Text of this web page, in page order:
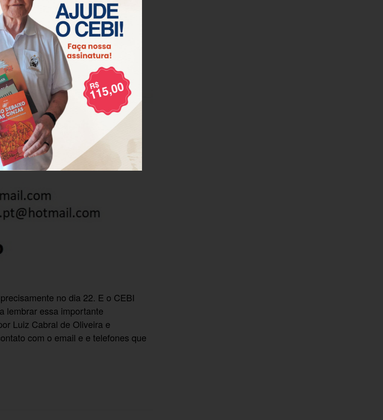
no dia 22. E o CEBI
lembrar essa importante
Luiz Cabral de Oliveira e
com o email e e telefones que